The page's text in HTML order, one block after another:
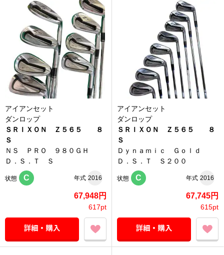
アイアンセット
ダンロップ
ＳＲＩＸＯＮ Ｚ５６５ ８
Ｓ
ＮＳ ＰＲＯ ９８０ＧＨ
Ｄ．Ｓ．Ｔ Ｓ
状態 C 年式 2016
67,948円
617pt
アイアンセット
ダンロップ
ＳＲＩＸＯＮ Ｚ５６５ ８
Ｓ
Ｄｙｎａｍｉｃ Ｇｏｌｄ
Ｄ．Ｓ．Ｔ Ｓ２００
状態 C 年式 2016
67,745円
615pt